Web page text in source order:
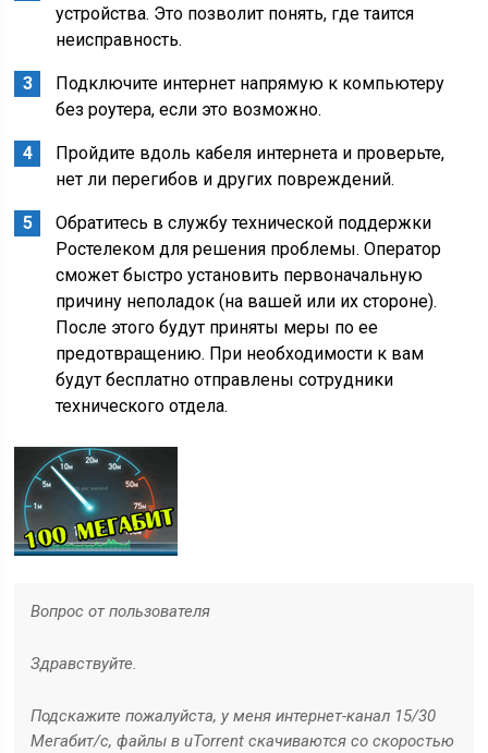
устройства. Это позволит понять, где таится
неисправность.
Подключите интернет напрямую к компьютеру
без роутера, если это возможно.
Пройдите вдоль кабеля интернета и проверьте,
нет ли перегибов и других повреждений.
Обратитесь в службу технической поддержки
Ростелеком для решения проблемы. Оператор
сможет быстро установить первоначальную
причину неполадок (на вашей или их стороне).
После этого будут приняты меры по ее
предотвращению. При необходимости к вам
будут бесплатно отправлены сотрудники
технического отдела.
Вопрос от пользователя
Здравствуйте.
Подскажите пожалуйста, у меня интернет-канал 15/30
Мегабит/с, файлы в uTorrent скачиваются со скоростью